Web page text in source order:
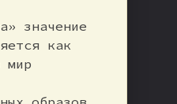
значение
как
мир